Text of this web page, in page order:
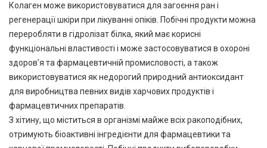
Колаген може використовуватися для загоєння ран і
регенерації шкіри при лікуванні опіків. Побічні продукти можна
переробляти в гідролізат білка, який має корисні
функціональні властивості і може застосовуватися в охороні
здоров’я та фармацевтичній промисловості, а також
використовуватися як недорогий природний антиоксидант
для виробництва певних видів харчових продуктів і
фармацевтичних препаратів.
З хітину, що міститься в організмі майже всіх ракоподібних,
отримують біоактивні інгредієнти для фармацевтики та